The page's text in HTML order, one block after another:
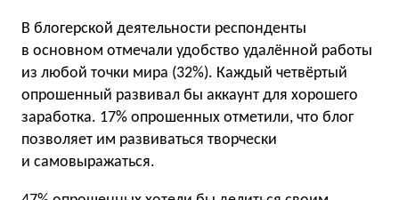
В блогерской деятельности респонденты
в основном отмечали удобство удалённой работы
из любой точки мира (32%). Каждый четвёртый
опрошенный развивал бы аккаунт для хорошего
заработка. 17% опрошенных отметили, что блог
позволяет им развиваться творчески
и самовыражаться.